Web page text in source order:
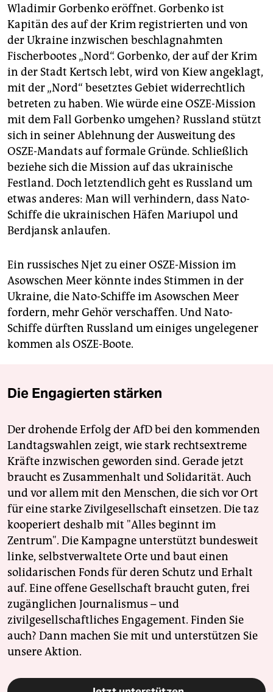
Wladimir Gorbenko eröffnet. Gorbenko ist
Kapitän des auf der Krim registrierten und von
der Ukraine inzwischen beschlagnahmten
Fischerbootes „Nord“. Gorbenko, der auf der Krim
in der Stadt Kertsch lebt, wird von Kiew angeklagt,
mit der „Nord“ besetztes Gebiet widerrechtlich
betreten zu haben. Wie würde eine OSZE-Mission
mit dem Fall Gorbenko umgehen? Russland stützt
sich in seiner Ablehnung der Ausweitung des
OSZE-Mandats auf formale Gründe. Schließlich
beziehe sich die Mission auf das ukrainische
Festland. Doch letztendlich geht es Russland um
etwas anderes: Man will verhindern, dass Nato-
Schiffe die ukrainischen Häfen Mariu­pol und
Berdjansk anlaufen.
Ein russisches Njet zu einer OSZE-Mission im
Asowschen Meer könnte indes Stimmen in der
Ukraine, die Nato-Schiffe im Asowschen Meer
fordern, mehr Gehör verschaffen. Und Nato-
Schiffe dürften Russland um einiges ungelegener
kommen als OSZE-Boote.
Die Engagierten stärken
Der drohende Erfolg der AfD bei den kommenden
Landtagswahlen zeigt, wie stark rechtsextreme
Kräfte inzwischen geworden sind. Gerade jetzt
braucht es Zusammenhalt und Solidarität. Auch
und vor allem mit den Menschen, die sich vor Ort
für eine starke Zivilgesellschaft einsetzen. Die taz
kooperiert deshalb mit "Alles beginnt im
Zentrum". Die Kampagne unterstützt bundesweit
linke, selbstverwaltete Orte und baut einen
solidarischen Fonds für deren Schutz und Erhalt
auf. Eine offene Gesellschaft braucht guten, frei
zugänglichen Journalismus – und
zivilgesellschaftliches Engagement. Finden Sie
auch? Dann machen Sie mit und unterstützen Sie
unsere Aktion.